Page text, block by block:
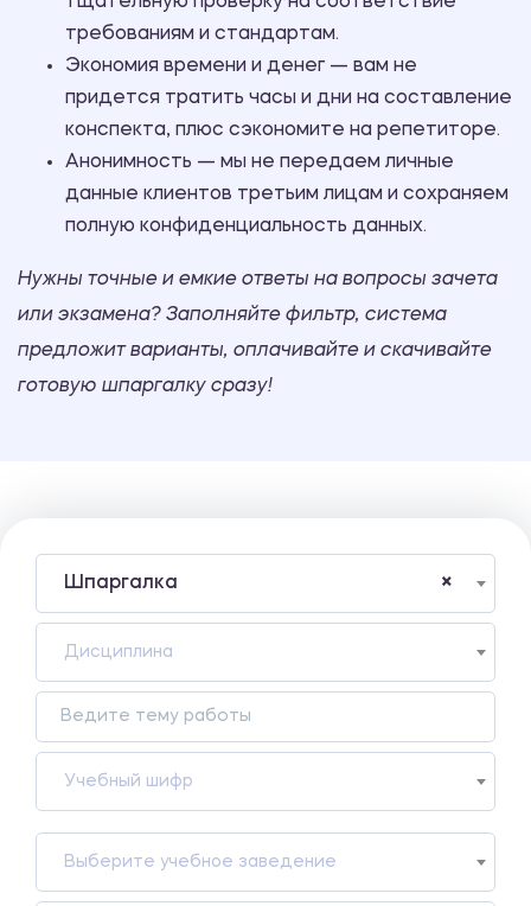
требованиям и стандартам.
Экономия времени и денег — вам не
придется тратить часы и дни на составление
конспекта, плюс сэкономите на репетиторе.
Анонимность — мы не передаем личные
данные клиентов третьим лицам и сохраняем
полную конфиденциальность данных.
Нужны точные и емкие ответы на вопросы зачета
или экзамена? Заполняйте фильтр, система
предложит варианты, оплачивайте и скачивайте
готовую шпаргалку сразу!
×
Шпаргалка
Дисциплина
Учебный шифр
Выберите учебное заведение